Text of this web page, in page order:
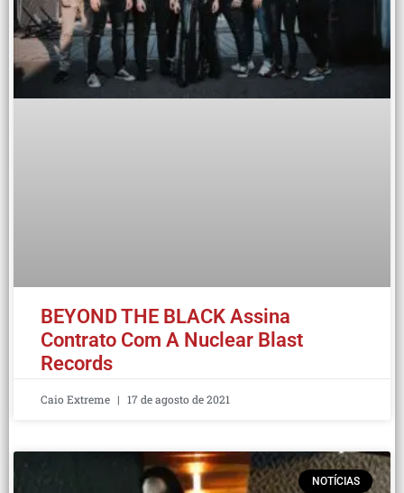
BEYOND THE BLACK Assina
Contrato Com A Nuclear Blast
Records
Caio Extreme 17 de agosto de 2021
NOTÍCIAS